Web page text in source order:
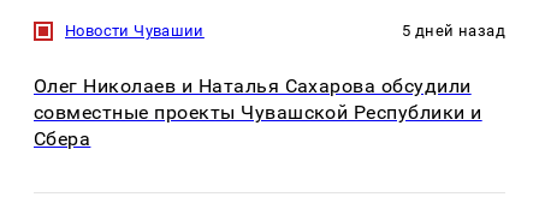
Новости Чувашии 5 дней назад
Олег Николаев и Наталья Сахарова обсудили
совместные проекты Чувашской Республики и
Сбера